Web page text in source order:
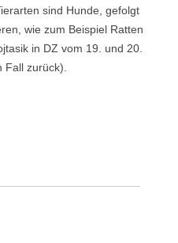
sind Hunde, gefolgt
wie zum Beispiel Ratten
in DZ vom 19. und 20.
Fall zurück).